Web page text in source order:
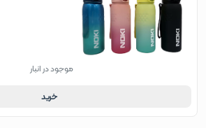
موجود در انبار
خرید